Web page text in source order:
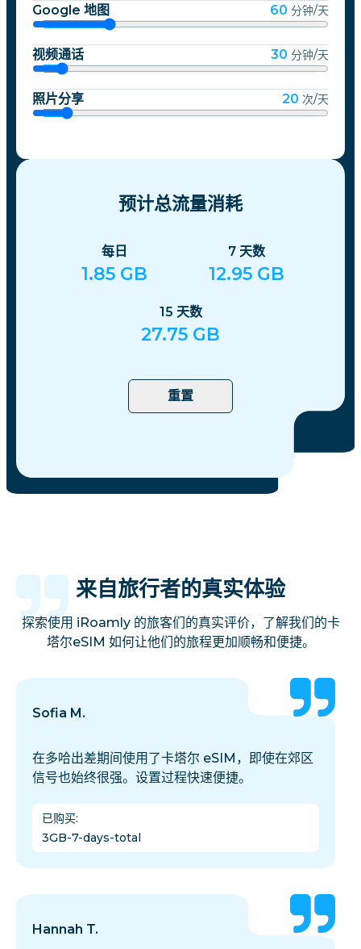
Google 地图 60 分钟/天
视频通话 30 分钟/天
照片分享 20 次/天
预计总流量消耗
每日
1.85 GB
7 天数
12.95 GB
15 天数
27.75 GB
重置
来自旅行者的真实体验
探索使用 iRoamly 的旅客们的真实评价，了解我们的卡
塔尔eSIM 如何让他们的旅程更加顺畅和便捷。
Sofia M.
在多哈出差期间使用了卡塔尔 eSIM，即使在郊区
信号也始终很强。设置过程快速便捷。
已购买:
3GB-7-days-total
Hannah T.